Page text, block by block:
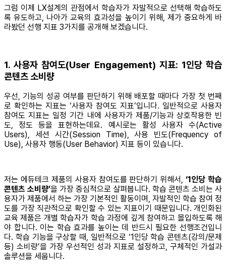
그럼 이제 LX설계의 관점에서 학습자가 자발적으로 선택해 학습하도
록 유도하고, 나아가 교육의 효과성을 높이기 위해, 제가 중요하게 바
라봤던 선행 지표 3가지를 공개해 보겠습니다.
1. 사용자 참여도(User Engagement) 지표: 1인당 학습
콘텐츠 소비량
우선, 기능의 성공 여부를 판단하기 위해 배포할 때마다 가장 첫 번째
로 확인하는 지표는 ‘사용자 참여도 지표’입니다. 일반적으로 사용자
참여도 지표는 일정 기간 내에 사용자가 제품/기능과 상호작용한 빈
도, 정도 등을 표현하는데요. 예시로는 활성 사용자 수(Active
Users), 세션 시간(Session Time), 사용 빈도(Frequency of
Use), 사용자 행동(User Behavior) 지표 등이 있습니다.
저는 에듀테크 제품의 사용자 참여도를 판단하기 위해서,‘1인당 학습
콘텐츠 소비량’을 가장 중심적으로 살펴봅니다. 학습 콘텐츠 소비는 사
용자가 제품에서 하는 가장 기본적인 활동이며, 자발적인 학습 참여 정
도를 가장 직관적으로 확인할 수 있는 지표이기 때문입니다. 개인화된
교육 제품은 개별 학습자가 학습 과정에 깊게 참여하고 몰입하도록 해
야 합니다. 이는 학습 효과를 높이는 데 반드시 필요한 선행조건입니
다. 학습 기능을 구상할 때, 일반적으로 ‘1인당 학습 콘텐츠(강의/문제
등) 소비량’을 가장 우선적인 성과 지표로 설정하고, 구체적인 가설과
솔루션을 세웁니다.